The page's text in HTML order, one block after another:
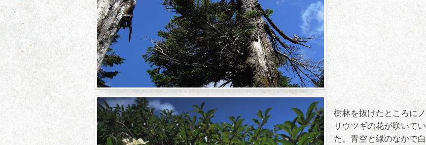
樹林を抜けたところにノ
リウツギの花が咲いてい
た。青空と緑のなかで白